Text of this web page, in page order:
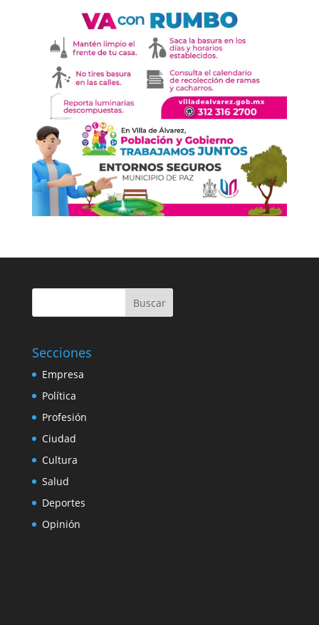
Buscar
Secciones
Empresa
Política
Profesión
Ciudad
Cultura
Salud
Deportes
Opinión